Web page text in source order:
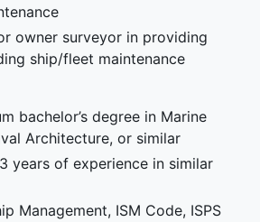
owner surveyor in providing
ship/fleet maintenance
bachelor’s degree in Marine
Architecture, or similar
years of experience in similar
Management, ISM Code, ISPS